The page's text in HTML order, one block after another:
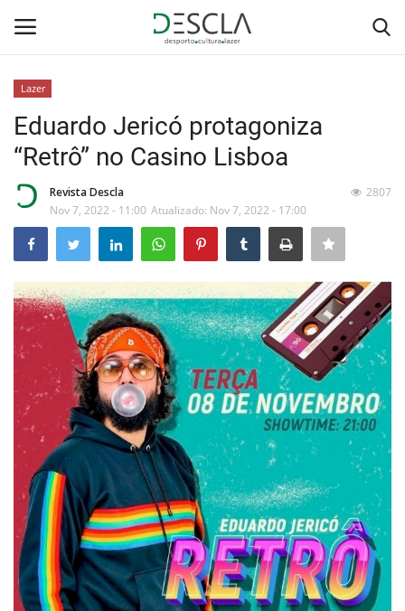
Home
...by Descla
Desporto
Contactos
Sobre Nós
Educação
Estatuto Editorial
Saúde
Ficha técnica
Cultura
Lazer
Eduardo Jericó protagoniza
“Retrô” no Casino Lisboa
Revista Descla
Nov 7, 2022 - 11:00 Atualizado: Nov 7, 2022 - 17:00
2807